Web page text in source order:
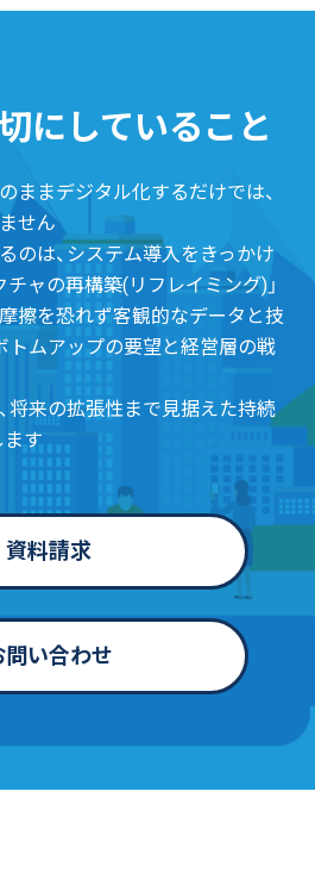
に していること
ままデジタル化するだけでは、
せん
のは、システム導入をきっかけ
チャの再構築(リフレイミング)」
擦を恐れず客観的なデータと技
トムアップの要望と経営層の戦
将来の拡張性まで見据えた持続
ます
資料請求
問い合わせ